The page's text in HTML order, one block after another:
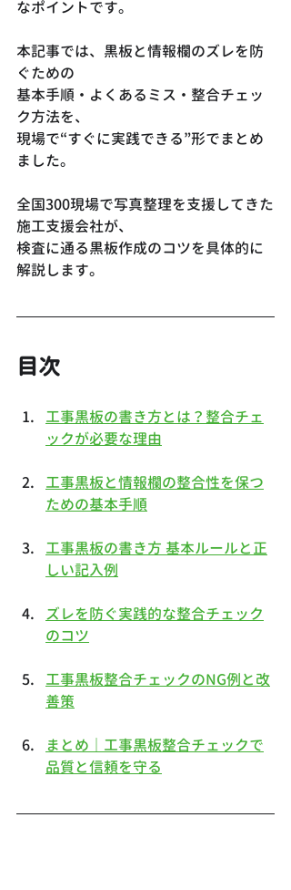
なポイントです。
本記事では、黒板と情報欄のズレを防
ぐための
基本手順・よくあるミス・整合チェッ
ク方法を、
現場で“すぐに実践できる”形でまとめ
ました。
全国300現場で写真整理を支援してきた
施工支援会社が、
検査に通る黒板作成のコツを具体的に
解説します。
目次
工事黒板の書き方とは？整合チェ
ックが必要な理由
工事黒板と情報欄の整合性を保つ
ための基本手順
工事黒板の書き方 基本ルールと正
しい記入例
ズレを防ぐ実践的な整合チェック
のコツ
工事黒板整合チェックのNG例と改
善策
まとめ｜工事黒板整合チェックで
品質と信頼を守る